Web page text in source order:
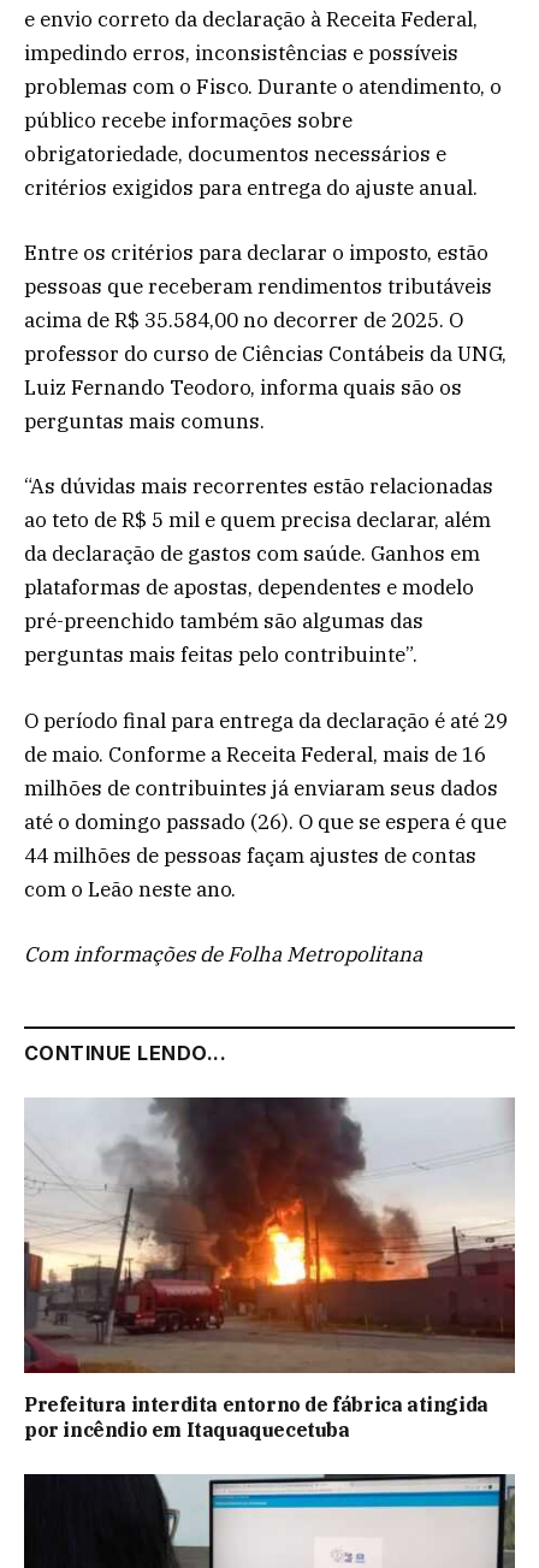
e envio correto da declaração à Receita Federal,
impedindo erros, inconsistências e possíveis
problemas com o Fisco. Durante o atendimento, o
público recebe informações sobre
obrigatoriedade, documentos necessários e
critérios exigidos para entrega do ajuste anual.
Entre os critérios para declarar o imposto, estão
pessoas que receberam rendimentos tributáveis
acima de R$ 35.584,00 no decorrer de 2025. O
professor do curso de Ciências Contábeis da UNG,
Luiz Fernando Teodoro, informa quais são os
perguntas mais comuns.
“As dúvidas mais recorrentes estão relacionadas
ao teto de R$ 5 mil e quem precisa declarar, além
da declaração de gastos com saúde. Ganhos em
plataformas de apostas, dependentes e modelo
pré-preenchido também são algumas das
perguntas mais feitas pelo contribuinte”.
O período final para entrega da declaração é até 29
de maio. Conforme a Receita Federal, mais de 16
milhões de contribuintes já enviaram seus dados
até o domingo passado (26). O que se espera é que
44 milhões de pessoas façam ajustes de contas
com o Leão neste ano.
Com informações de Folha Metropolitana
CONTINUE LENDO...
Prefeitura interdita entorno de fábrica atingida
por incêndio em Itaquaquecetuba